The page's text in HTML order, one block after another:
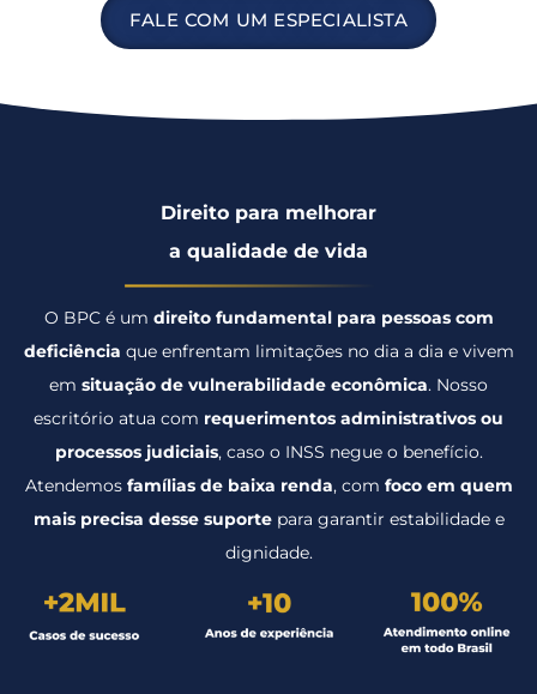
FALE COM UM ESPECIALISTA
Direito para melhorar
a qualidade de vida
O BPC é um direito fundamental para pessoas com
deficiência que enfrentam limitações no dia a dia e vivem
em situação de vulnerabilidade econômica. Nosso
escritório atua com requerimentos administrativos ou
processos judiciais, caso o INSS negue o benefício.
Atendemos famílias de baixa renda, com foco em quem
mais precisa desse suportepara garantir estabilidade e
dignidade.